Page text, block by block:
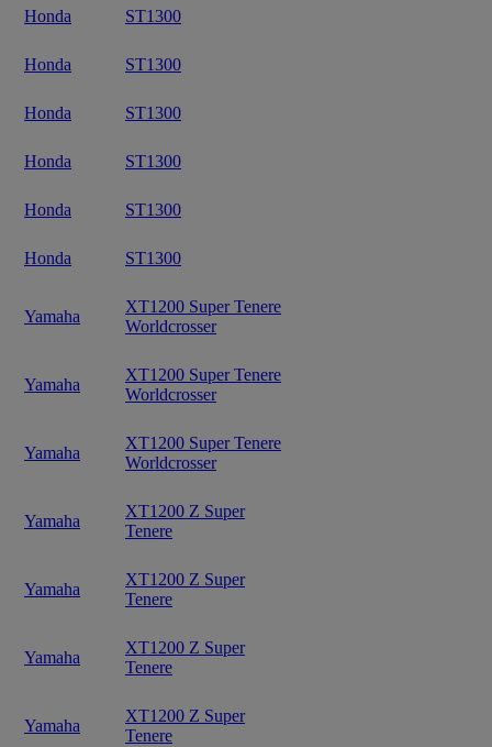
Honda ST1300
Honda ST1300
Honda ST1300
Honda ST1300
Honda ST1300
Honda ST1300
Yamaha
XT1200 Super Tenere
Worldcrosser
Yamaha
XT1200 Super Tenere
Worldcrosser
Yamaha
XT1200 Super Tenere
Worldcrosser
Yamaha
XT1200 Z Super
Tenere
Yamaha
XT1200 Z Super
Tenere
Yamaha
XT1200 Z Super
Tenere
Yamaha
XT1200 Z Super
Tenere